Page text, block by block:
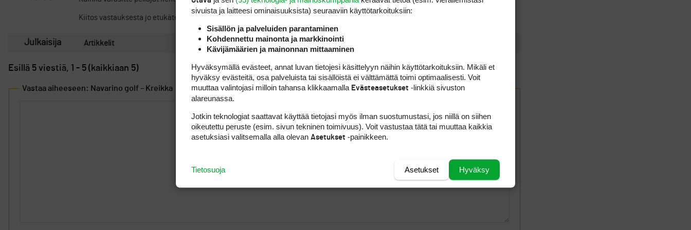
Kiitos vastauksesta jo etukäteen!
Julkaisija Artikkelit
Esillä 5 viestiä, 1 - 5 (kaikkiaan 5)
Vastaa aiheeseen: Navarino golf – Kreikka
sivuista ja laitteesi ominaisuuk­sista) seuraaviin käyttötarkoituksiin:
Sisällön ja palveluiden parantaminen
Kohdennettu mainonta ja markkinointi
Kävijämäärien ja mainonnan mittaaminen
Hyväksymällä evästeet, annat luvan tietojesi käsittelyyn näihin käyttötarkoituksiin. Mikäli et
hyväksy evästeitä, osa palveluista tai sisällöistä ei välttämättä toimi optimaalisesti. Voit
muuttaa valintojasi milloin tahansa klikkaamalla Evästeasetukset -linkkiä sivuston
alareunassa.
Jotkin teknologiat saattavat käyttää tietojasi myös ilman suostumustasi, jos niillä on siihen
oikeutettu peruste (esim. sivun tekninen toimivuus). Voit vastustaa tätä tai muuttaa kaikkia
asetuksiasi valitsemalla alla olevan Asetukset -painikkeen.
Hyväksy
Asetukset
Tietosuoja